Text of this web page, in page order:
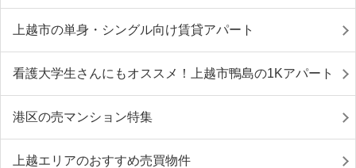
上越市の単身・シングル向け賃貸アパート
看護大学生さんにもオススメ！上越市鴨島の1Kアパート
港区の売マンション特集
上越エリアのおすすめ売買物件